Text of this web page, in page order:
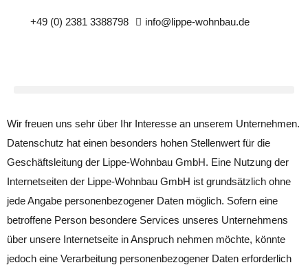
+49 (0) 2381 3388798 info@lippe-wohnbau.de
Wir freuen uns sehr über Ihr Interesse an unserem Unternehmen.
Datenschutz hat einen besonders hohen Stellenwert für die
Geschäftsleitung der Lippe-Wohnbau GmbH. Eine Nutzung der
Internetseiten der Lippe-Wohnbau GmbH ist grundsätzlich ohne
jede Angabe personenbezogener Daten möglich. Sofern eine
betroffene Person besondere Services unseres Unternehmens
über unsere Internetseite in Anspruch nehmen möchte, könnte
jedoch eine Verarbeitung personenbezogener Daten erforderlich